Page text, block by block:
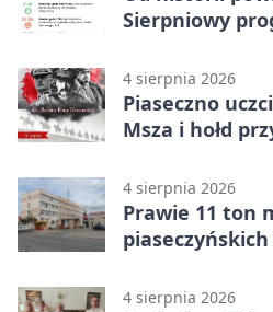
Sierpniowy
4 sierpnia 2026
Piaseczno
Msza i hołd
4 sierpnia 2026
Prawie 11 ton
4 sierpnia 2026